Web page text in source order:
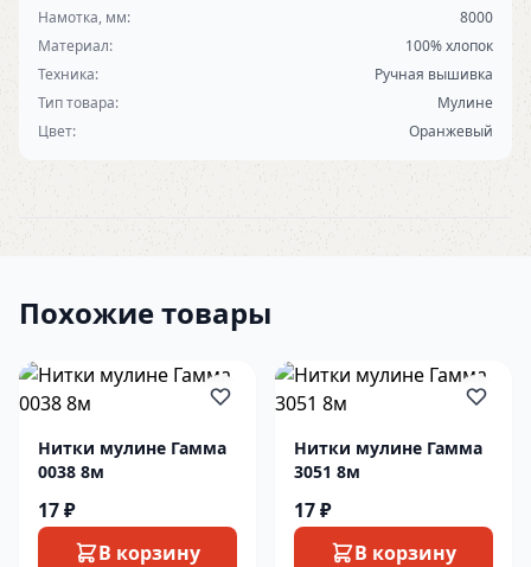
Намотка, мм:
8000
Материал:
100% хлопок
Техника:
Ручная вышивка
Тип товара:
Мулине
Цвет:
Оранжевый
Похожие товары
Нитки мулине Гамма
0038 8м
17 ₽
В корзину
Нитки мулине Гамма
3051 8м
17 ₽
В корзину